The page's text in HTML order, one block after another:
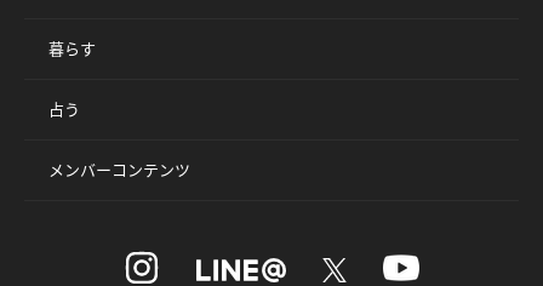
暮らす
占う
メンバーコンテンツ